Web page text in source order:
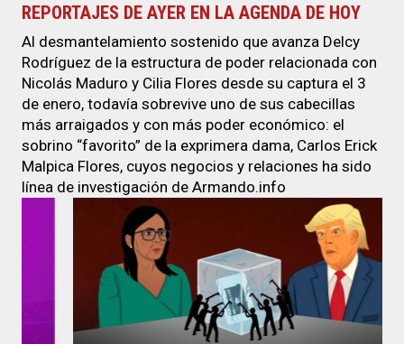
REPORTAJES DE AYER EN LA AGENDA DE HOY
Al desmantelamiento sostenido que avanza Delcy
Rodríguez de la estructura de poder relacionada con
Nicolás Maduro y Cilia Flores desde su captura el 3
de enero, todavía sobrevive uno de sus cabecillas
más arraigados y con más poder económico: el
sobrino “favorito” de la exprimera dama, Carlos Erick
Malpica Flores, cuyos negocios y relaciones ha sido
línea de investigación de Armando.info